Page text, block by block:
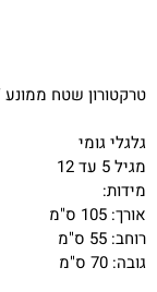
טרקטורון שטח ממונע 24V
גלגלי גומי
מגיל 5 עד 12
מידות:
אורך: 105 ס"מ
רוחב: 55 ס"מ
גובה: 70 ס"מ